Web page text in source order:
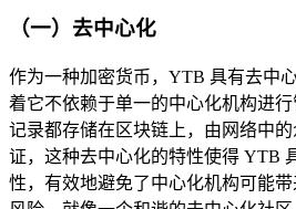
（一）去中心化
作为一种加密货币，YTB 具有去中
着它不依赖于单一的中心化机构进
记录都存储在区块链上，由网络中
证，这种去中心化的特性使得 YTB
性，有效地避免了中心化机构可能